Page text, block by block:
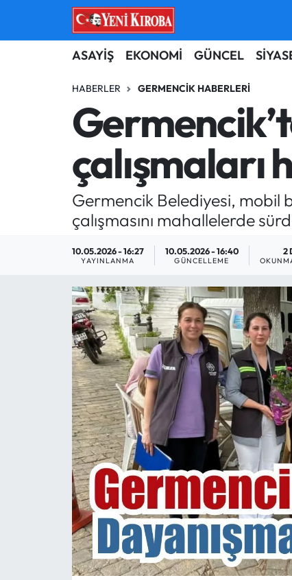
ASAYİŞ EKONOMİ GÜNCEL
HABERLER GERMENCIK HABERLERI
çalışmaları
Germencik Belediyesi, mobil
çalışmasını mahallelerde
10.05.2026 - 16:27
YAYINLANMA
10.05.2026 - 16:40
GÜNCELLEME
2
ASAYİŞ
BİLİM-TEKNOLOJİ
ÇEVRE
DÜNYA
EĞİTİM
EKONOMİ
GÜNCEL
GÜNDEM
MAGAZİN
SAĞLIK
SİYASET
TARIM
TURİZM
YAŞAM
RESMİ İLANLAR
Aydın Nöbetçi Eczaneler
Aydın Hava Durumu
Aydin Namaz Vakitleri
Aydın Trafik Yoğunluk Haritası
Süper Lig Puan Durumu ve Fikstür
Tüm Manşetler
Son Dakika Haberleri
Haber Arşivi